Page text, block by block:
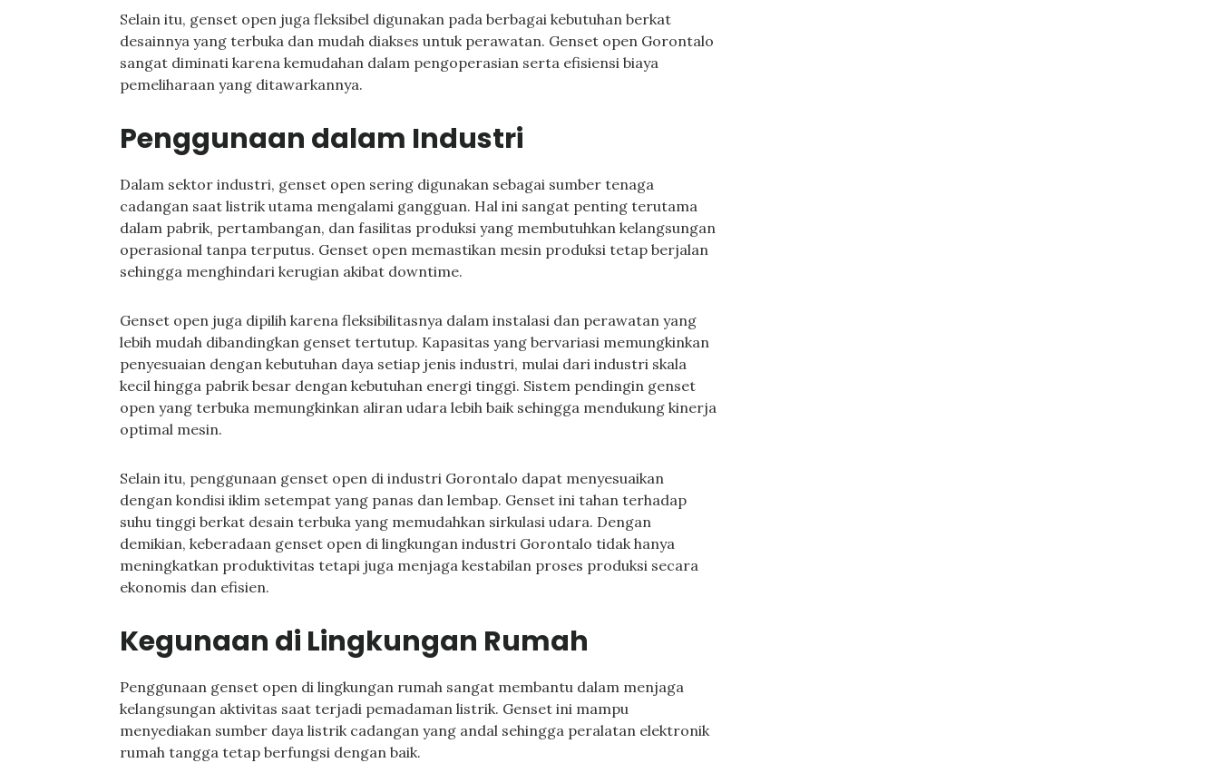
Selain itu, genset open juga fleksibel digunakan pada berbagai kebutuhan berkat
desainnya yang terbuka dan mudah diakses untuk perawatan. Genset open Gorontalo
sangat diminati karena kemudahan dalam pengoperasian serta efisiensi biaya
pemeliharaan yang ditawarkannya.
Penggunaan dalam Industri
Dalam sektor industri, genset open sering digunakan sebagai sumber tenaga
cadangan saat listrik utama mengalami gangguan. Hal ini sangat penting terutama
dalam pabrik, pertambangan, dan fasilitas produksi yang membutuhkan kelangsungan
operasional tanpa terputus. Genset open memastikan mesin produksi tetap berjalan
sehingga menghindari kerugian akibat downtime.
Genset open juga dipilih karena fleksibilitasnya dalam instalasi dan perawatan yang
lebih mudah dibandingkan genset tertutup. Kapasitas yang bervariasi memungkinkan
penyesuaian dengan kebutuhan daya setiap jenis industri, mulai dari industri skala
kecil hingga pabrik besar dengan kebutuhan energi tinggi. Sistem pendingin genset
open yang terbuka memungkinkan aliran udara lebih baik sehingga mendukung kinerja
optimal mesin.
Selain itu, penggunaan genset open di industri Gorontalo dapat menyesuaikan
dengan kondisi iklim setempat yang panas dan lembap. Genset ini tahan terhadap
suhu tinggi berkat desain terbuka yang memudahkan sirkulasi udara. Dengan
demikian, keberadaan genset open di lingkungan industri Gorontalo tidak hanya
meningkatkan produktivitas tetapi juga menjaga kestabilan proses produksi secara
ekonomis dan efisien.
Kegunaan di Lingkungan Rumah
Penggunaan genset open di lingkungan rumah sangat membantu dalam menjaga
kelangsungan aktivitas saat terjadi pemadaman listrik. Genset ini mampu
menyediakan sumber daya listrik cadangan yang andal sehingga peralatan elektronik
rumah tangga tetap berfungsi dengan baik.